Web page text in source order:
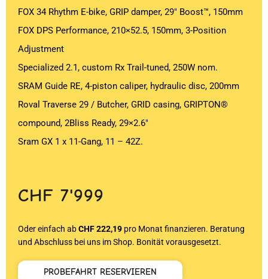
FOX 34 Rhythm E-bike, GRIP damper, 29″ Boost™, 150mm
FOX DPS Performance, 210×52.5, 150mm, 3-Position
Adjustment
Specialized 2.1, custom Rx Trail-tuned, 250W nom.
SRAM Guide RE, 4-piston caliper, hydraulic disc, 200mm
Roval Traverse 29 / Butcher, GRID casing, GRIPTON®
compound, 2Bliss Ready, 29×2.6″
Sram GX 1 x 11-Gang, 11 – 42Z.
CHF 7'999
Oder einfach abCHF 222,19 pro Monat finanzieren. Beratung
und Abschluss bei uns im Shop. Bonität vorausgesetzt.
PROBEFAHRT RESERVIEREN